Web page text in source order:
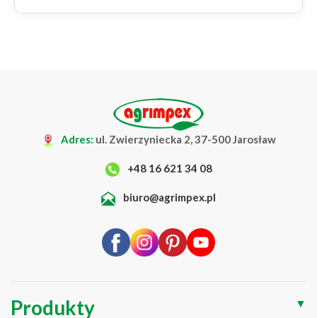
Adres: ul. Zwierzyniecka 2, 37-500 Jarosław
+48 16 621 34 08
biuro@agrimpex.pl
Produkty ▼